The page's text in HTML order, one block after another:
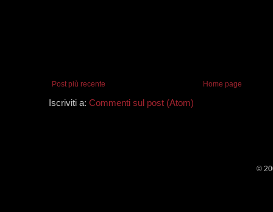
Post più recente Home page
Iscriviti a: Commenti sul post (Atom)
©